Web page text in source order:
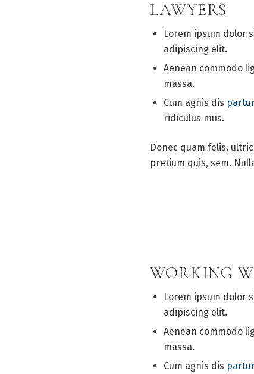
LAWYERS
Lorem ipsum dolor
adipiscing elit.
Aenean commodo
massa.
Cum agnis dis
ridiculus mus.
Donec quam felis,
pretium quis, sem.
WORKING
Lorem ipsum dolor
adipiscing elit.
Aenean commodo
massa.
Cum agnis dis